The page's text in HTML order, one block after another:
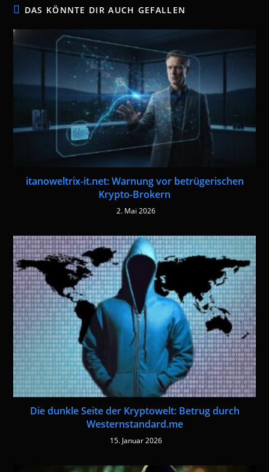
DAS KÖNNTE DIR AUCH GEFALLEN
itanoweltrix-it.net: Warnung vor betrügerischen
Krypto-Brokern
2. Mai 2026
Die dunkle Seite der Kryptowelt: Betrug durch
Westernstandard.me
15. Januar 2026